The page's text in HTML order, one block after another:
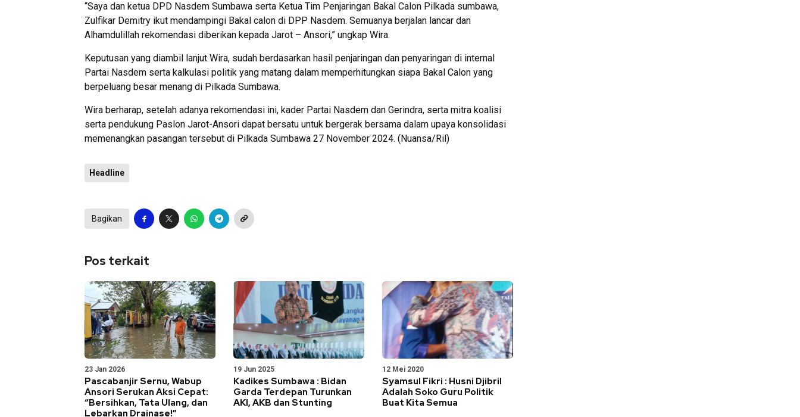
“Saya dan ketua DPD Nasdem Sumbawa serta Ketua Tim Penjaringan Bakal Calon Pilkada sumbawa,
Zulfikar Demitry ikut mendampingi Bakal calon di DPP Nasdem. Semuanya berjalan lancar dan
Alhamdulillah rekomendasi diberikan kepada Jarot – Ansori,” ungkap Wira.
Keputusan yang diambil lanjut Wira, sudah berdasarkan hasil penjaringan dan penyaringan di internal
Partai Nasdem serta kalkulasi politik yang matang dalam memperhitungkan siapa Bakal Calon yang
berpeluang besar menang di Pilkada Sumbawa.
Wira berharap, setelah adanya rekomendasi ini, kader Partai Nasdem dan Gerindra, serta mitra koalisi
serta pendukung Paslon Jarot-Ansori dapat bersatu untuk bergerak bersama dalam upaya konsolidasi
memenangkan pasangan tersebut di Pilkada Sumbawa 27 November 2024. (Nuansa/Ril)
Headline
Bagikan
Pos terkait
23 Jan 2026
Pascabanjir Sernu, Wabup
Ansori Serukan Aksi Cepat:
“Bersihkan, Tata Ulang, dan
Lebarkan Drainase!”
19 Jun 2025
Kadikes Sumbawa : Bidan
Garda Terdepan Turunkan
AKI, AKB dan Stunting
12 Mei 2020
Syamsul Fikri : Husni Djibril
Adalah Soko Guru Politik
Buat Kita Semua